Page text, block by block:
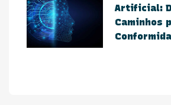
Artificial:
Caminhos